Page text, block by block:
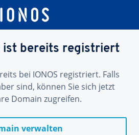
ist bereits registriert
bei IONOS registriert. Falls
sind, können Sie sich jetzt
Domain zugreifen.
verwalten